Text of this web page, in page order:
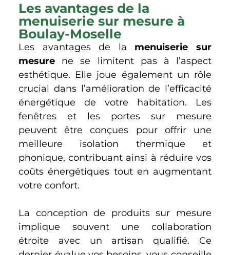
Les avantages de la
menuiserie sur mesure à
Boulay-Moselle
Les avantages de la menuiserie sur
mesure ne se limitent pas à l’aspect
esthétique. Elle joue également un rôle
crucial dans l’amélioration de l’efficacité
énergétique de votre habitation. Les
fenêtres et les portes sur mesure
peuvent être conçues pour offrir une
meilleure isolation thermique et
phonique, contribuant ainsi à réduire vos
coûts énergétiques tout en augmentant
votre confort.
La conception de produits sur mesure
implique souvent une collaboration
étroite avec un artisan qualifié. Ce